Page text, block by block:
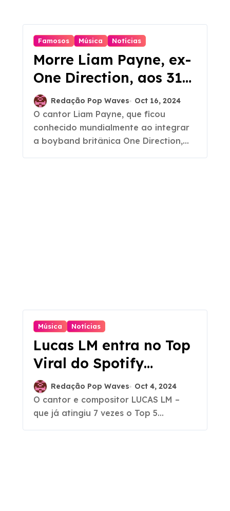
Famosos Música Notícias
Morre Liam Payne, ex-
One Direction, aos 31
anosRedação Pop Waves Oct 16, 2024
O cantor Liam Payne, que ficou
conhecido mundialmente ao integrar
a boyband britânica One Direction,...
Música Notícias
Lucas LM entra no Top
Viral do Spotify
com “Pense em Mim”
Redação Pop Waves Oct 4, 2024
O cantor e compositor LUCAS LM –
que já atingiu 7 vezes o Top 5...